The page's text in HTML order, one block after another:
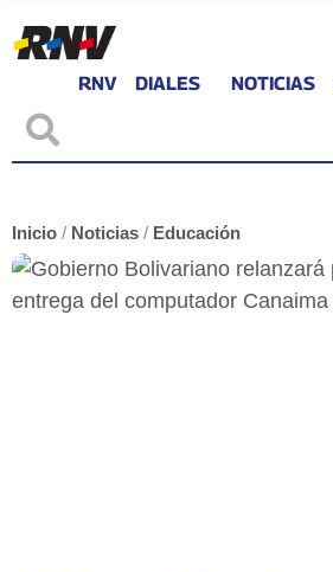
RNV DIALES NOTICIAS
Inicio / Noticias / Educación